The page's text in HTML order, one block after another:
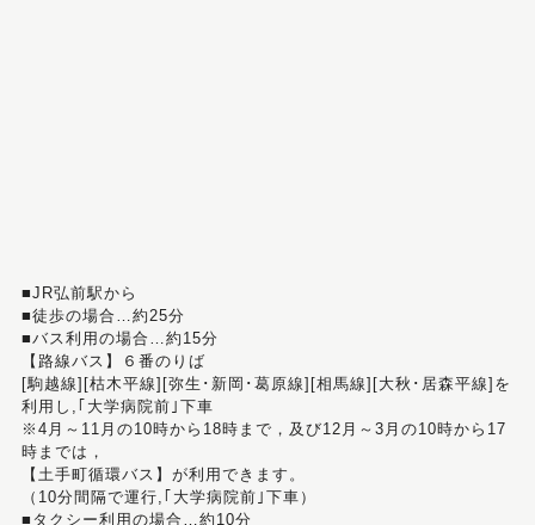
■JR弘前駅から
■徒歩の場合…約25分
■バス利用の場合…約15分
【路線バス】６番のりば
[駒越線][枯木平線][弥生･新岡･葛原線][相馬線][大秋･居森平線]を
利用し,｢大学病院前｣下車
※4月～11月の10時から18時まで，及び12月～3月の10時から17
時までは，
【土手町循環バス】が利用できます。
（10分間隔で運行,｢大学病院前｣下車）
■タクシー利用の場合…約10分